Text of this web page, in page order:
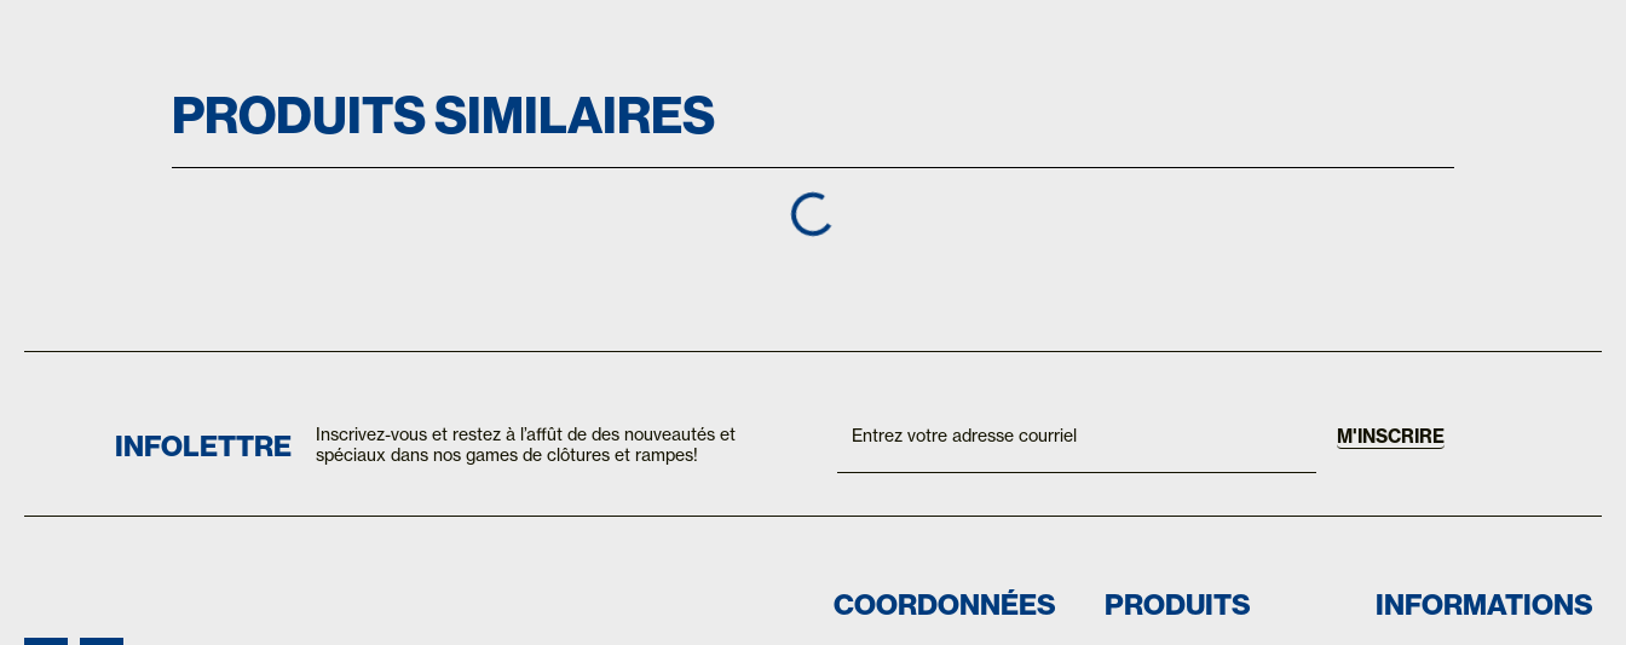
PRODUITS SIMILAIRES
INFOLETTRE
Inscrivez-vous et restez à l’affût de des nouveautés et
spéciaux dans nos games de clôtures et rampes!
Mailchimp
are
human,
this
blank.
M'INSCRIRE
COORDONNÉES PRODUITS INFORMATIONS